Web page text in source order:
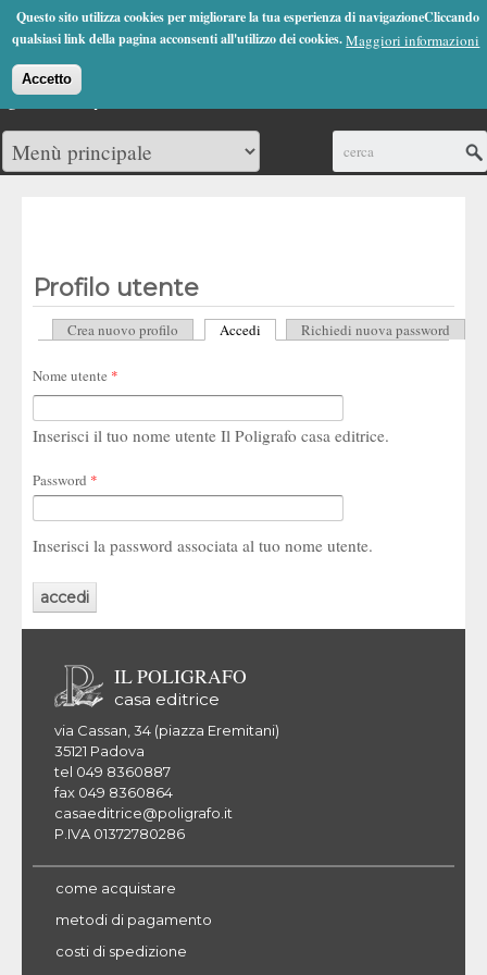
Questo sito utilizza cookies per migliorare la tua esperienza di navigazioneCliccando
qualsiasi link della pagina acconsenti all'utilizzo dei cookies.Maggiori informazioni
Accetto
Jump to Navigation
(0)
Profilo utente
Schede primarie
Crea nuovo profilo Accedi (scheda attiva)
Richiedi nuova password
Nome utente *
Inserisci il tuo nome utente Il Poligrafo casa editrice.
Password *
Inserisci la password associata al tuo nome utente.
IL POLIGRAFO
casa editrice
via Cassan, 34 (piazza Eremitani)
35121 Padova
tel 049 8360887
fax 049 8360864
casaeditrice@poligrafo.it
P.IVA 01372780286
come acquistare
metodi di pagamento
costi di spedizione